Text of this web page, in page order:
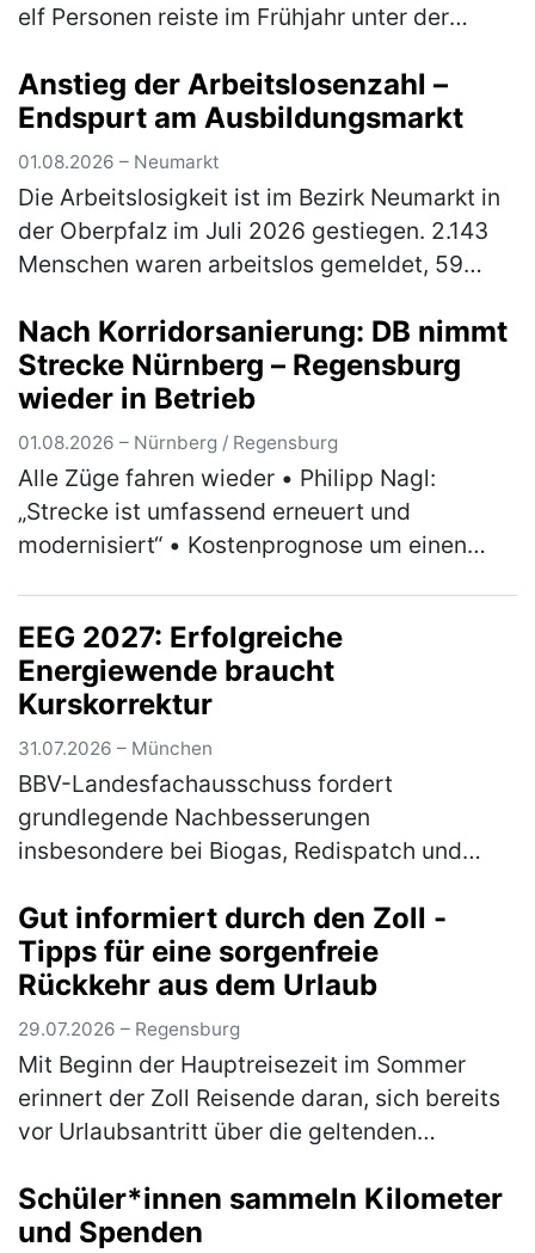
elf Personen reiste im Frühjahr unter der
Günter Neidhardt nach Tansan…(mehr)
Anstieg der Arbeitslosenzahl –
Endspurt am Ausbildungsmarkt
01.08.2026 – Neumarkt
Die Arbeitslosigkeit ist im Bezirk Neumarkt in
der Oberpfalz im Juli 2026 gestiegen. 2.143
Menschen waren arbeitslos gemeldet, 59
90 Personen bzw. 4 Prozent…(mehr)
Nach Korridorsanierung: DB nimmt
Strecke Nürnberg – Regensburg
wieder in Betrieb
01.08.2026 – Nürnberg / Regensburg
Alle Züge fahren wieder • Philipp Nagl:
„Strecke ist umfassend erneuert und
modernisiert“ • Kostenprognose um einen
(mehr)
EEG 2027: Erfolgreiche
Energiewende braucht
Kurskorrektur
31.07.2026 – München
BBV-Landesfachausschuss fordert
grundlegende Nachbesserungen
insbesondere bei Biogas, Redispatch und
Bundeskabinett die Novelle für das
Erneuerbare-Energien-Gesetz (EE…
Gut informiert durch den Zoll -
Tipps für eine sorgenfreie
Rückkehr aus dem Urlaub
29.07.2026 – Regensburg
Mit Beginn der Hauptreisezeit im Sommer
erinnert der Zoll Reisende daran, sich bereits
vor Urlaubsantritt über die geltenden
Souvenirs, Einkäufe, Genussmittel (z.B…
(mehr)
Schüler*innen sammeln Kilometer
und Spenden